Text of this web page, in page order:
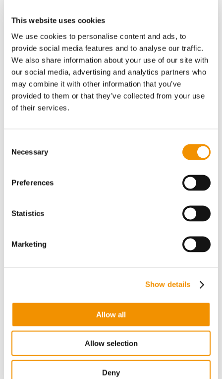
This website uses cookies
We use cookies to personalise content and ads, to
provide social media features and to analyse our traffic.
We also share information about your use of our site with
our social media, advertising and analytics partners who
may combine it with other information that you’ve
provided to them or that they’ve collected from your use
of their services.
Selection
Necessary
Preferences
Statistics
Marketing
Show details
Allow all
Allow selection
Deny
Derimod kan strukturelle rammevilkår så
som regulering også være vigtige, men de
vil typisk ligge uden for
erhvervsfremmeaktørernes rækkevidde og
er derfor i denne sammenhænge ikke en
relevant drivkraft.
Evalueringen af
påvirker netop disse drivkræfter – og
evaluering ikke blot tilbageskuende
ledelsesværktøj.
Da regeringen i 2023 nedsatte et
nyt ekspertudvalg under ledelse af
Christian Frigast, var formålet at
gennemgå den samlede
erhvervsstøtte og fremkomme med
principper og forslag til en mere
målrettet og effektiv indsats.